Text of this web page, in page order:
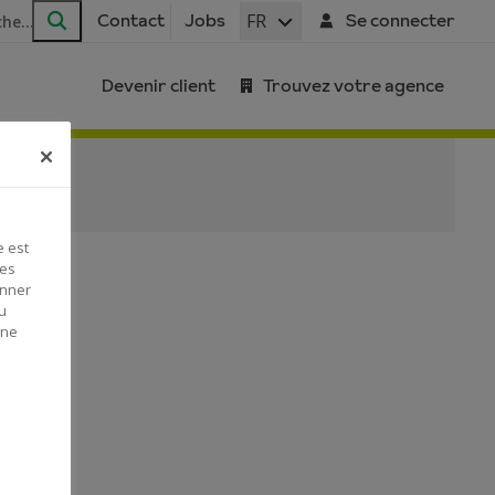
Rechercher
Contact Jobs FR Se connecter
Devenir client Trouvez votre agence
est